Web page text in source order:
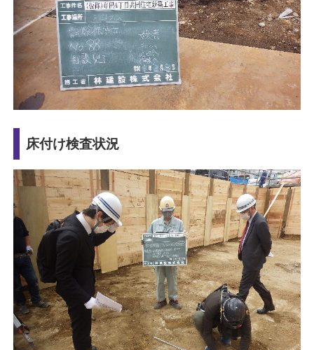
床付け検査状況